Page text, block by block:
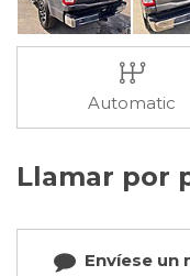
Automatic
Llamar por
Envíese un